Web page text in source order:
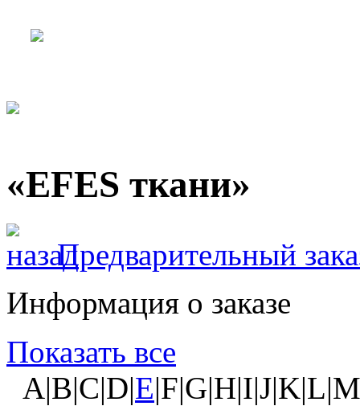
«EFES ткани»
Предварительный
Информация о заказе
Показать все
A|B|C|D|E